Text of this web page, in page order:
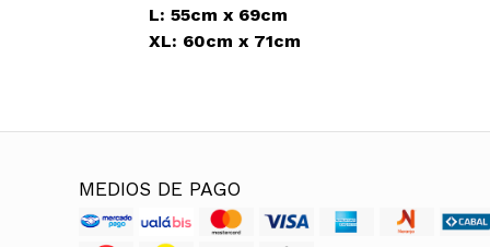
L: 55cm x 69cm
XL: 60cm x 71cm
MEDIOS DE PAGO